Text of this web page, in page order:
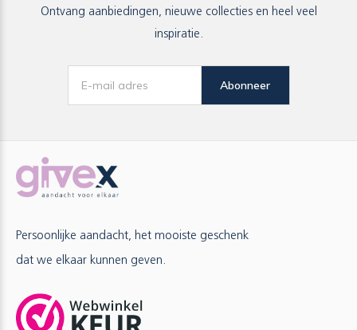
Ontvang aanbiedingen, nieuwe collecties en heel veel
inspiratie.
Abonneer
Persoonlijke aandacht, het mooiste geschenk
dat we elkaar kunnen geven.